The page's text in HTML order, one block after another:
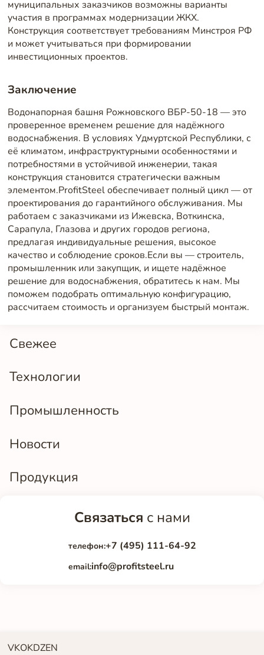
Свежее
Технологии
Промышленность
Новости
Продукция
муниципальных заказчиков возможны варианты
участия в программах модернизации ЖКХ.
Конструкция соответствует требованиям Минстроя РФ
и может учитываться при формировании
инвестиционных проектов.
Заключение
Водонапорная башня Рожновского ВБР-50-18 — это
проверенное временем решение для надёжного
водоснабжения. В условиях Удмуртской Республики, с
её климатом, инфраструктурными особенностями и
потребностями в устойчивой инженерии, такая
конструкция становится стратегически важным
элементом.ProfitSteel обеспечивает полный цикл — от
проектирования до гарантийного обслуживания. Мы
работаем с заказчиками из Ижевска, Воткинска,
Сарапула, Глазова и других городов региона,
предлагая индивидуальные решения, высокое
качество и соблюдение сроков.Если вы — строитель,
промышленник или закупщик, и ищете надёжное
решение для водоснабжения, обратитесь к нам. Мы
поможем подобрать оптимальную конфигурацию,
рассчитаем стоимость и организуем быстрый монтаж.
Связаться с нами
телефон:+7 (495) 111-64-92
email:info@profitsteel.ru
VKOKDZEN